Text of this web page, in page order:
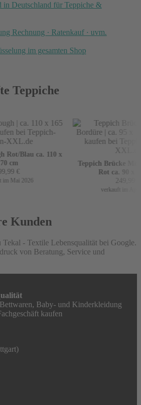
in Deutschland für Teppiche &
Rechnung · Ratenkauf · uvm.
im gesamten Shop
Teppiche
Blau ca. 110 x
cm
€
Mai 2026
Teppich Brücke Mir
Rot ca. 90 x
249,99
verkauft im April
Kunden
- Textile Lebensqualität bei Google.
von Beratung, Service und
Baby- und Kinderkleidung
kaufen